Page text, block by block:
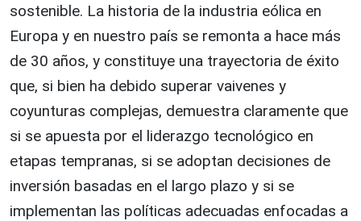
sostenible. La historia de la industria eólica en
Europa y en nuestro país se remonta a hace más
de 30 años, y constituye una trayectoria de éxito
que, si bien ha debido superar vaivenes y
coyunturas complejas, demuestra claramente que
si se apuesta por el liderazgo tecnológico en
etapas tempranas, si se adoptan decisiones de
inversión basadas en el largo plazo y si se
implementan las políticas adecuadas enfocadas a